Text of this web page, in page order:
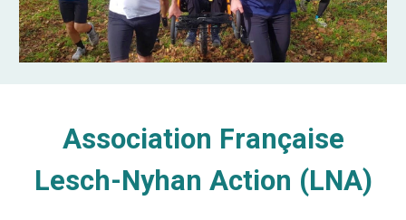
Association Française
Lesch-Nyhan Action (LNA)